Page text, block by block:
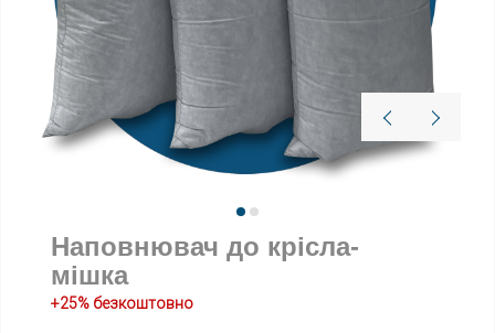
Наповнювач до крісла-
мішка
+25% безкоштовно